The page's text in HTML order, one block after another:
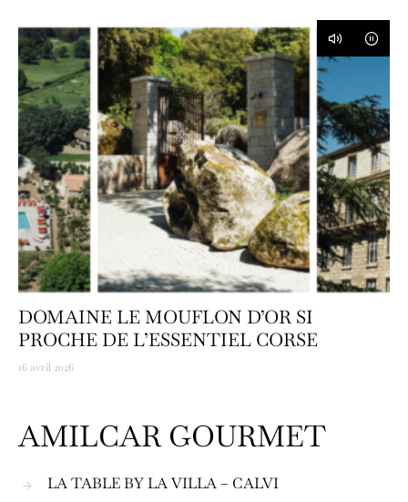
DOMAINE LE MOUFLON D’OR SI
PROCHE DE L’ESSENTIEL CORSE
16 avril 2026
AMILCAR GOURMET
LA TABLE BY LA VILLA – CALVI